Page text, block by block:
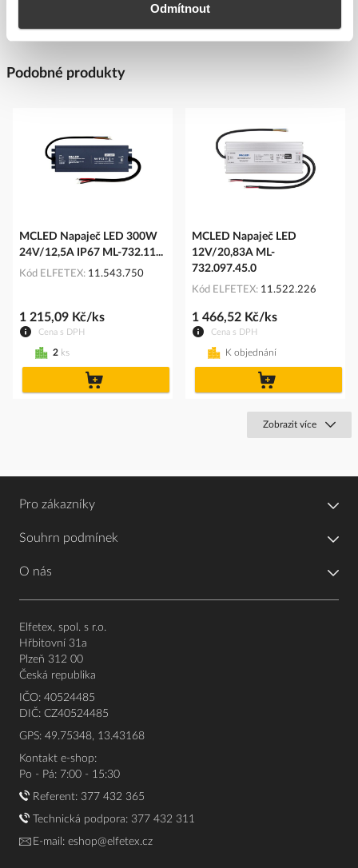
Odmítnout
Podobné produkty
MCLED Napaječ LED 300W
24V/12,5A IP67 ML-732.11...
Kód ELFETEX 11.543.750
Cena s DPH
1 215,09 Kč/ks
2 ks
MCLED Napaječ LED
12V/20,83A ML-
732.097.45.0
Kód ELFETEX 11.522.226
Cena s DPH
1 466,52 Kč/ks
K objednání
Zobrazit více
Pro zákazníky
Souhrn podmínek
O nás
Elfetex, spol. s r.o.
Hřbitovní 31a
Plzeň 312 00
Česká republika
IČO: 40524485
DIČ: CZ40524485
GPS: 49.75348, 13.43168
Kontakt e-shop:
Po - Pá: 7:00 - 15:30
Referent: 377 432 365
Technická podpora: 377 432 311
E-mail: eshop@elfetex.cz